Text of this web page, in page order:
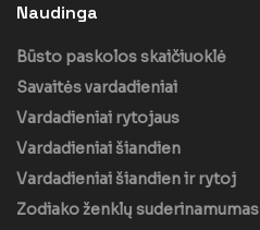
Naudinga
Būsto paskolos skaičiuoklė
Savaitės vardadieniai
Vardadieniai rytojaus
Vardadieniai šiandien
Vardadieniai šiandien ir rytoj
Zodiako ženklų suderinamumas